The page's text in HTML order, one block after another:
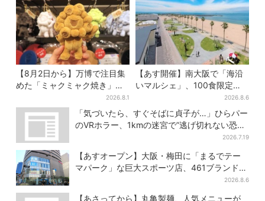
【8月2日から】万博で注目集
めた「ミャクミャク焼き」初
グッズ化！大阪・梅田だけの
新商品が登場
2026.8.1
【あす開催】南大阪で「海沿
いマルシェ」、100食限定
「たこ飯」のふるまい＆キッ
ズ縁日も
2026.8.6
「気づいたら、すぐそばに貞子が…」ひらパー
のVRホラー、1kmの迷宮で”逃げ切れない恐
2026.7.19
【あすオープン】大阪・梅田に「まるでテー
マパーク」な巨大スポーツ店、461ブランド集
2026.8.6
【あさってから】丸亀製麺、人気メニューが